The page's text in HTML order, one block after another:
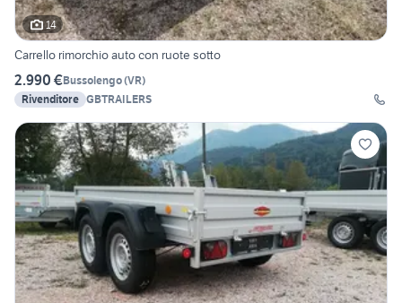
14
Carrello rimorchio auto con ruote sotto
2.990 €Bussolengo(VR)
Rivenditore GBTRAILERS